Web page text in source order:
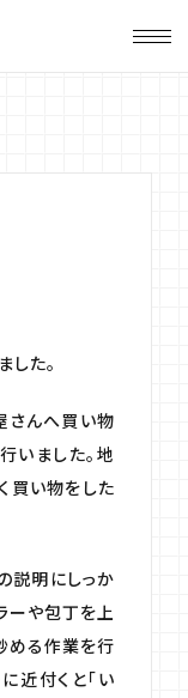
た。
さんへ買い物
いました。地
買い物をした
説明にしっか
ーや包丁を上
める作業を行
近付くと「い